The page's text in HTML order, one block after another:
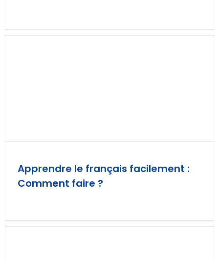
Apprendre le français facilement :
Comment faire ?